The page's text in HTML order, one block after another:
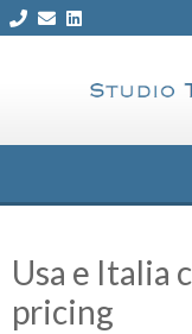
Skip
Usa e Italia
pricing